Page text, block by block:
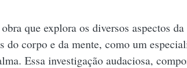
que explora os diversos aspectos
do corpo e da mente, como um
Essa investigação audaciosa,